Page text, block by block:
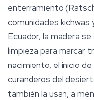
enterramiento
comunidades
Ecuador, la madera
limpieza para marcar
nacimiento, el inicio de
curanderos del
también la usan, a